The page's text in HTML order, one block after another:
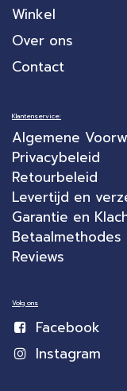
Winkel
Over ons
Contact
Klantenservice:
Algemene
Privacybeleid
Retourbeleid
Levertijd en
Garantie en
Betaalmethodes
Reviews
Volg ons
Facebook
Instagram